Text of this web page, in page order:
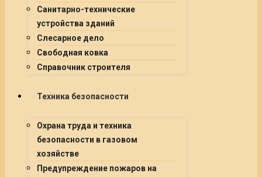
Санитарно-технические
устройства зданий
Слесарное дело
Свободная ковка
Справочник строителя
Техника безопасности
Охрана труда и техника
безопасности в газовом
хозяйстве
Предупреждение пожаров на